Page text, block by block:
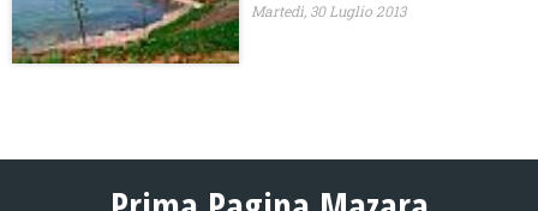
Martedì, 30 Luglio 2013